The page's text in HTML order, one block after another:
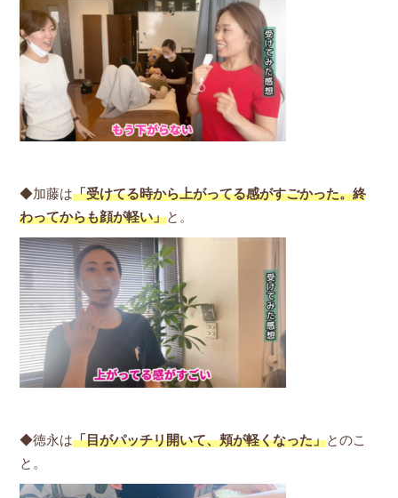
◆加藤は「受けてる時から上がってる感がすごかった。終
わってからも顔が軽い」と。
◆徳永は「目がパッチリ開いて、頬が軽くなった」とのこ
と。